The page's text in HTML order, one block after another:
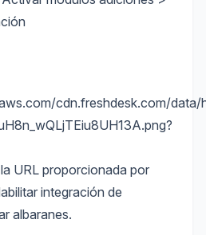
cdn.freshdesk.com/
URL proporcionada por
integración de
albaranes.